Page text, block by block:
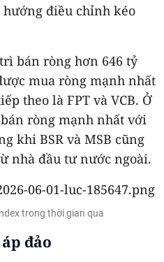
điều chỉnh kéo
bán ròng hơn 646 tỷ
mua ròng mạnh nhất
theo là FPT và VCB. Ở
ròng mạnh nhất với
khi BSR và MSB cũng
nhà đầu tư nước ngoài.
trong thời gian qua
đảo